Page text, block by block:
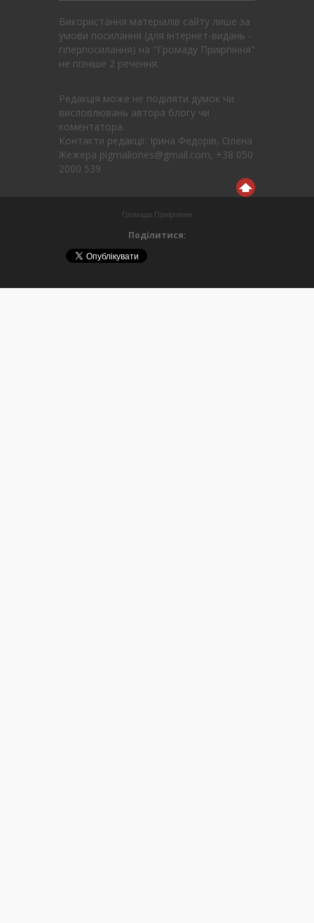
Використання матеріалів сайту лише за
умови посилання (для інтернет-видань -
гіперпосилання) на "Громаду Приірпіння"
не пізніше 2 речення.
Редакція може не поділяти думок чи
висловлювань автора блогу чи
коментатора.
Контакти редакції: Ірина Федорів, Олена
Жежера pigmaliones@gmail.com, +38 050
2000 539
Громада Приірпіння
Поділитися: